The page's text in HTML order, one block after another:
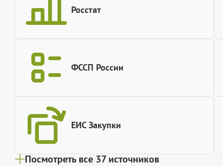
Росстат
ФССП России
ЕИС Закупки
Посмотреть все 37 источников